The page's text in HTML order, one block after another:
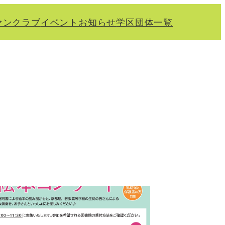
クラブイベント お知らせ学区団体一覧